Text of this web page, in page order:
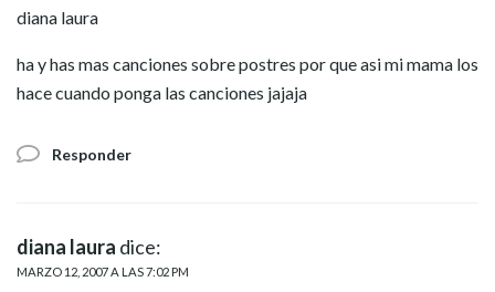
diana laura
ha y has mas canciones sobre postres por que asi mi mama los
hace cuando ponga las canciones jajaja
Responder
diana laura dice:
MARZO 12, 2007 A LAS 7:02 PM